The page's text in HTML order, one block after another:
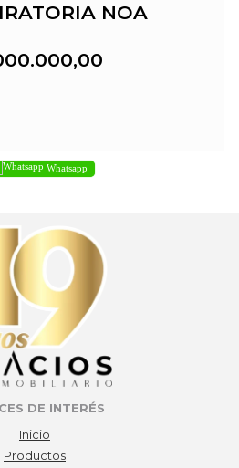
NOA
Whatsapp
DE INTERÉS
Inicio
Productos